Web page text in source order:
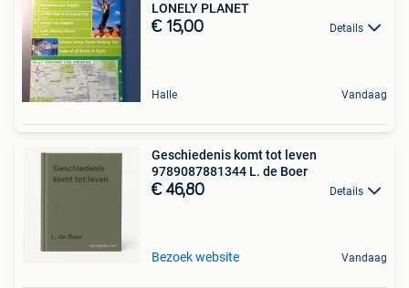
LONELY PLANET
€ 15,00 Details
Halle Vandaag
Geschiedenis komt tot leven
9789087881344 L. de Boer
€ 46,80 Details
Bezoek website Vandaag